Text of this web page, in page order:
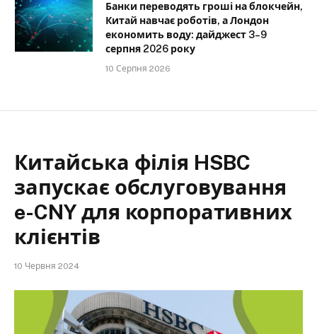
Банки переводять гроші на блокчейн,
Китай навчає роботів, а Лондон
економить воду: дайджест 3–9
серпня 2026 року
10 Серпня 2026
Китайська філія HSBC
запускає обслуговування
e-CNY для корпоративних
клієнтів
10 Червня 2024